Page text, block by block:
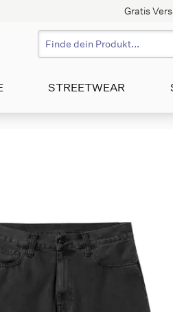
Gratis
STREETWEAR